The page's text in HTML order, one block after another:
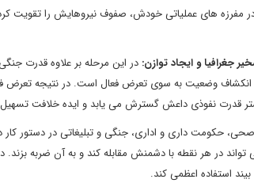
در مفرزه های عملیاتی خودش، صفوف نیروهایش را تقویت
جغرافیا و ایجاد توازن: در این مرحله بر علاوه قدرت
انکشاف وضعیت به سوی تعرض فعال است. در نتیجه تعرض
قدرت نفوذی داعش گسترش می یابد و ایده خلافت
صحی، حکومت داری و اداری، جنگی و تبلیغاتی در دستور
در هر نقطه با دشمنش مقابله کند و به آن ضربه
استفاده اعظمی کند.